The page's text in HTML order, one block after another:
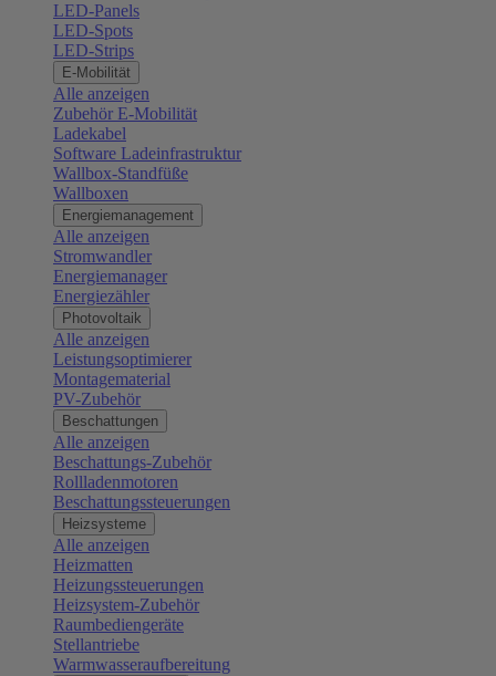
LED-Panels
LED-Spots
LED-Strips
E-Mobilität
Alle anzeigen
Zubehör E-Mobilität
Ladekabel
Software Ladeinfrastruktur
Wallbox-Standfüße
Wallboxen
Energiemanagement
Alle anzeigen
Stromwandler
Energiemanager
Energiezähler
Photovoltaik
Alle anzeigen
Leistungsoptimierer
Montagematerial
PV-Zubehör
Beschattungen
Alle anzeigen
Beschattungs-Zubehör
Rollladenmotoren
Beschattungssteuerungen
Heizsysteme
Alle anzeigen
Heizmatten
Heizungssteuerungen
Heizsystem-Zubehör
Raumbediengeräte
Stellantriebe
Warmwasseraufbereitung